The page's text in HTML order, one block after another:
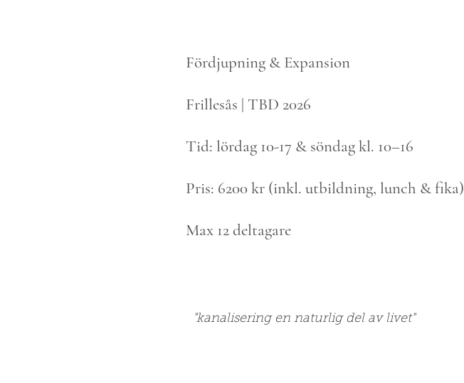
Fördjupning & Expansion
Frillesås | TBD 2026
Tid: lördag 10-17 & söndag kl. 10–16
Pris: 6200 kr (inkl. utbildning, lunch & fika)
Max 12 deltagare
"kanalisering en naturlig del av livet"